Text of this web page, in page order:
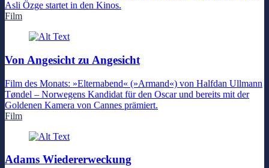
Asli Özge startet in den Kinos.
Film
Von Angesicht zu Angesicht
Film des Monats: »Elternabend« (»Armand«) von Halfdan Ullmann
Tøndel – Norwegens Kandidat für den Oscar und bereits mit der
Goldenen Kamera von Cannes prämiert.
Film
Adams Wiedererweckung